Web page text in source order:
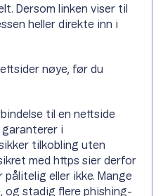
Dersom linken viser til
heller direkte inn i
nøye, før du
til en nettside
i
tilkobling uten
med https sier derfor
eller ikke. Mange
og stadig flere phishing-